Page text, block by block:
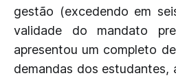
gestão (excedendo em
validade do mandato
apresentou um completo
demandas dos estudantes,